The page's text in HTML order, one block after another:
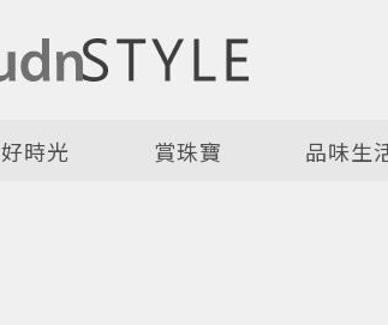
好時光 賞珠寶 品味生